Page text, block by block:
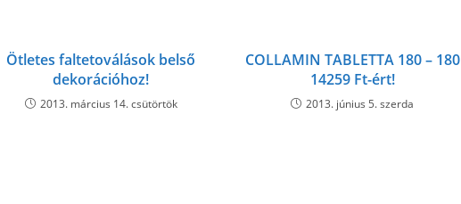
Ötletes faltetoválások belső
dekorációhoz!
2013. március 14. csütörtök
COLLAMIN TABLETTA 180 – 180
14259 Ft-ért!
2013. június 5. szerda